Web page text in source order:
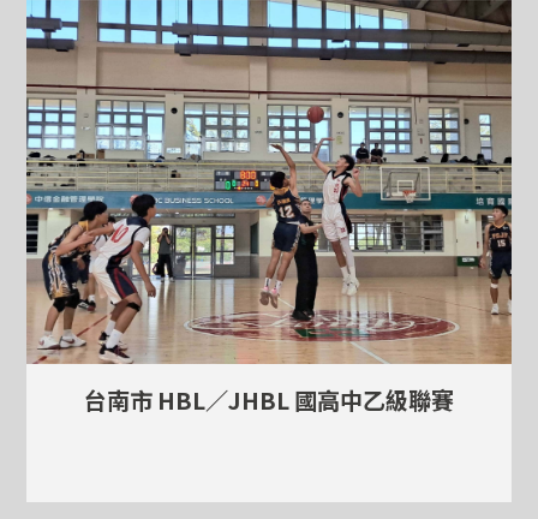
台南市 HBL／JHBL 國高中乙級聯賽